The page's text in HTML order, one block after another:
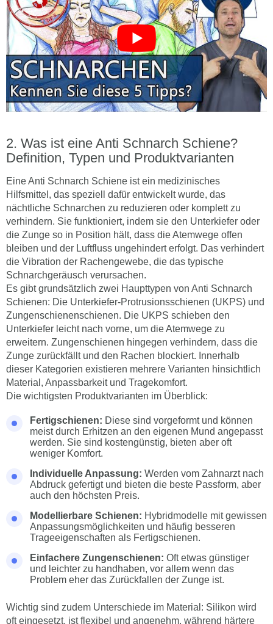
Was ist eine Anti Schnarch Schiene?
Definition, Typen und Produktvarianten
Eine Anti Schnarch Schiene ist ein medizinisches
Hilfsmittel, das speziell dafür entwickelt wurde, das
nächtliche Schnarchen zu reduzieren oder komplett zu
verhindern. Sie funktioniert, indem sie den Unterkiefer oder
die Zunge so in Position hält, dass die Atemwege offen
bleiben und der Luftfluss ungehindert erfolgt. Das verhindert
die Vibration der Rachengewebe, die das typische
Schnarchgeräusch verursachen.
Es gibt grundsätzlich zwei Haupttypen von Anti Schnarch
Schienen: Die Unterkiefer-Protrusionsschienen (UKPS) und
Zungenschienenschienen. Die UKPS schieben den
Unterkiefer leicht nach vorne, um die Atemwege zu
erweitern. Zungenschienen hingegen verhindern, dass die
Zunge zurückfällt und den Rachen blockiert. Innerhalb
dieser Kategorien existieren mehrere Varianten hinsichtlich
Material, Anpassbarkeit und Tragekomfort.
Die wichtigsten Produktvarianten im Überblick:
Fertigschienen: Diese sind vorgeformt und können
meist durch Erhitzen an den eigenen Mund angepasst
werden. Sie sind kostengünstig, bieten aber oft
weniger Komfort.
Individuelle Anpassung: Werden vom Zahnarzt nach
Abdruck gefertigt und bieten die beste Passform, aber
auch den höchsten Preis.
Modellierbare Schienen: Hybridmodelle mit gewissen
Anpassungsmöglichkeiten und häufig besseren
Trageeigenschaften als Fertigschienen.
Einfachere Zungenschienen: Oft etwas günstiger
und leichter zu handhaben, vor allem wenn das
Problem eher das Zurückfallen der Zunge ist.
Wichtig sind zudem Unterschiede im Material: Silikon wird
oft eingesetzt, ist flexibel und angenehm, während härtere